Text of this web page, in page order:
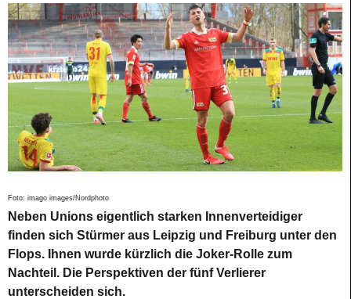
Foto: imago images/Nordphoto
Neben Unions eigentlich starken Innenverteidiger
finden sich Stürmer aus Leipzig und Freiburg unter den
Flops. Ihnen wurde kürzlich die Joker-Rolle zum
Nachteil. Die Perspektiven der fünf Verlierer
unterscheiden sich.